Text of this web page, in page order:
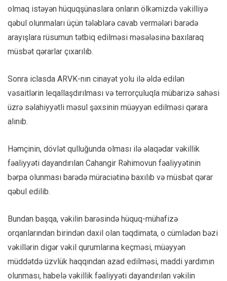
olmaq istəyən hüquqşünaslara onların ölkəmizdə vəkilliyə
qəbul olunmaları üçün tələblərə cavab vermələri barədə
arayışlara rüsumun tətbiq edilməsi məsələsinə baxılaraq
müsbət qərarlar çıxarılıb.
Sonra iclasda ARVK-nın cinayət yolu ilə əldə edilən
vəsaitlərin leqallaşdırılması və terrorçuluqla mübarizə sahəsi
üzrə səlahiyyətli məsul şəxsinin müəyyən edilməsi qərara
alınıb.
Həmçinin, dövlət qulluğunda olması ilə əlaqədar vəkillik
fəaliyyəti dayandırılan Cahangir Rəhimovun fəaliyyətinin
bərpa olunması barədə müraciətinə baxılıb və müsbət qərar
qəbul edilib.
Bundan başqa, vəkilin barəsində hüquq-mühafizə
orqanlarından birindən daxil olan təqdimata, o cümlədən bəzi
vəkillərin digər vəkil qurumlarına keçməsi, müəyyən
müddətdə üzvlük haqqından azad edilməsi, maddi yardımın
olunması, habelə vəkillik fəaliyyəti dayandırılan vəkilin